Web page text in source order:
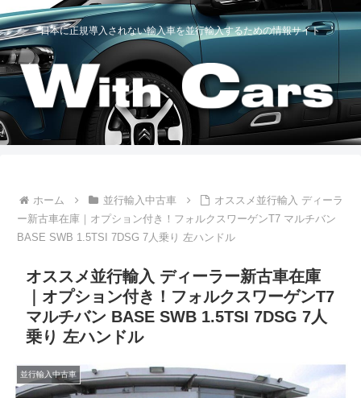
日本に正規導入されない輸入車を並行輸入するための情報サイト
ホーム 並行輸入中古車
オススメ並行輸入 ディーラ
ー新古車在庫｜オプション付き！フォルクスワーゲンT7 マルチバン
BASE SWB 1.5TSI 7DSG 7人乗り 左ハンドル
オススメ並行輸入 ディーラー新古車在庫
｜オプション付き！フォルクスワーゲンT7
マルチバン BASE SWB 1.5TSI 7DSG 7人
乗り 左ハンドル
並行輸入中古車